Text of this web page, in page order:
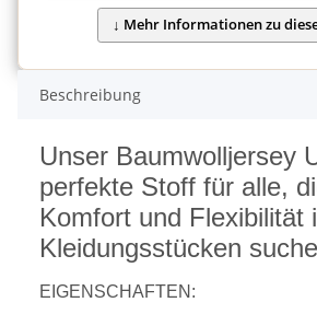
Beschreibung
Unser Baumwolljersey
perfekte Stoff für alle,
Komfort und Flexibilität
Kleidungsstücken
EIGENSCHAFTEN: